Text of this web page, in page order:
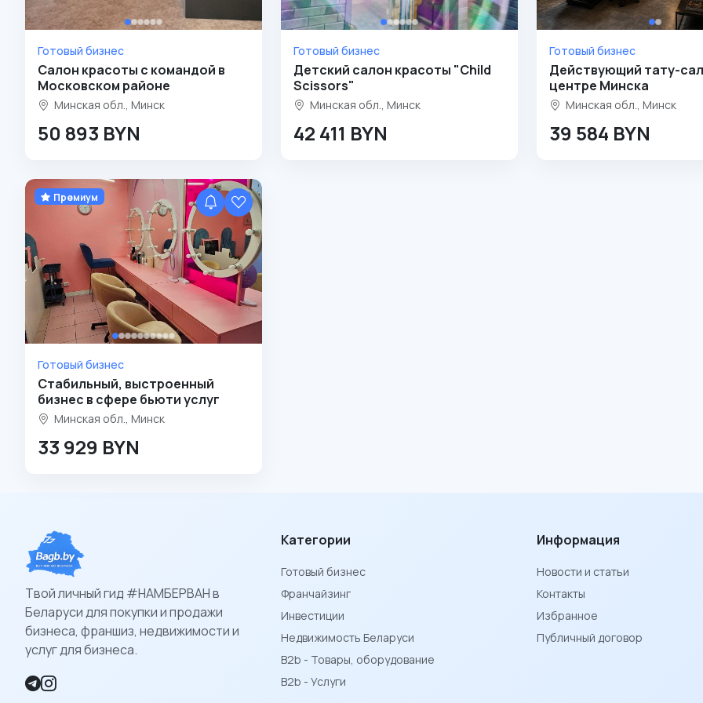
Готовый бизнес
Салон красоты с командой в
Московском районе
Минская обл., Минск
50 893 BYN
Готовый бизнес
Детский салон красоты "Child
Scissors"
Минская обл., Минск
42 411 BYN
Готовый бизнес
Действующий тату-
центре Минска
Минская обл., Минск
39 584 BYN
Премиум
Готовый бизнес
Стабильный, выстроенный
бизнес в сфере бьюти услуг
Минская обл., Минск
33 929 BYN
Твой личный гид #НАМБЕРВАН в
Беларуси для покупки и продажи
бизнеса, франшиз, недвижимости и
услуг для бизнеса.
Категории
Готовый бизнес
Франчайзинг
Инвестиции
Недвижимость Беларуси
B2b - Товары, оборудование
B2b - Услуги
Информация
Новости и статьи
Контакты
Избранное
Публичный договор